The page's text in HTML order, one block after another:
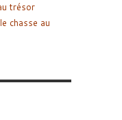
trésor
chasse au